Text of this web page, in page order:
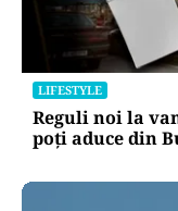
LIFESTYLE
Reguli noi la
poți aduce din